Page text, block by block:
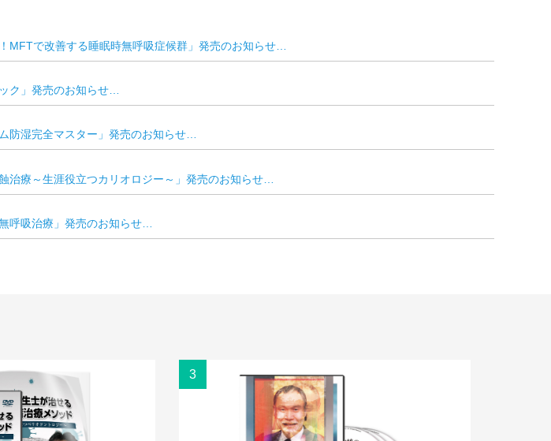
MFTで改善する睡眠時無呼吸症候群」発売のお知らせ…
ク」発売のお知らせ…
防湿完全マスター」発売のお知らせ…
治療～生涯役立つカリオロジー～」発売のお知らせ…
呼吸治療」発売のお知らせ…
3